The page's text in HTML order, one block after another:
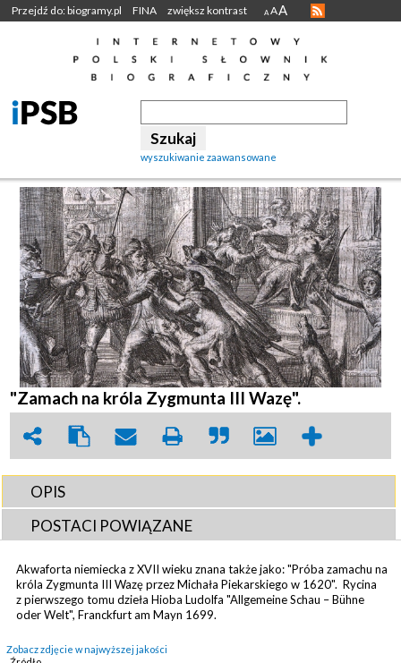
Przejdź do: biogramy.pl FINA zwiększ kontrast A AA
wyszukiwanie zaawansowane
"Zamach na króla Zygmunta III Wazę".
OPIS
POSTACI POWIĄZANE
Akwaforta niemiecka z XVII wieku znana także jako: "Próba zamachu na
króla Zygmunta III Wazę przez Michała Piekarskiego w 1620". Rycina
z pierwszego tomu dzieła Hioba Ludolfa "Allgemeine Schau – Bühne
oder Welt", Franckfurt am Mayn 1699.
Zobacz zdjęcie w najwyższej jakości